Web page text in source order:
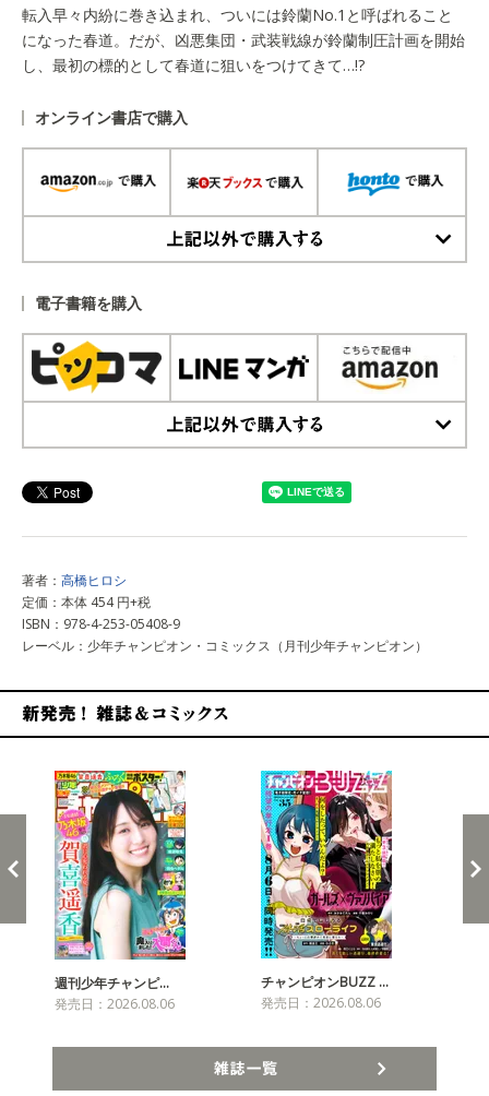
転入早々内紛に巻き込まれ、ついには鈴蘭No.1と呼ばれること
になった春道。だが、凶悪集団・武装戦線が鈴蘭制圧計画を開始
し、最初の標的として春道に狙いをつけてきて…!?
オンライン書店で購入
電子書籍を購入
著者： 高橋ヒロシ
定価：本体 454 円+税
ISBN：978-4-253-05408-9
レーベル：少年チャンピオン・コミックス（月刊少年チャンピオン）
週刊少年チャンピ…
発売日：2026.08.06
チャンピオンBUZZ …
発売日：2026.08.06